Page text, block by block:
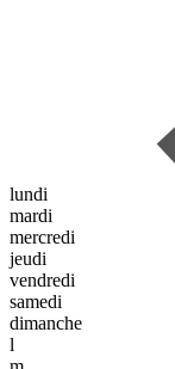
lundi
mardi
mercredi
jeudi
vendredi
samedi
dimanche
l